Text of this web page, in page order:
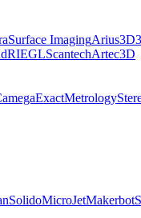
Surface ImagingArius3D
RIEGLScantechArtec3D
ExactMetrology
SolidoMicroJetMakerbot